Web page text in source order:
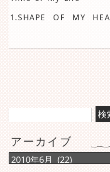
1.SHAPE OF MY
検
索:
アーカイブ
ア
ー